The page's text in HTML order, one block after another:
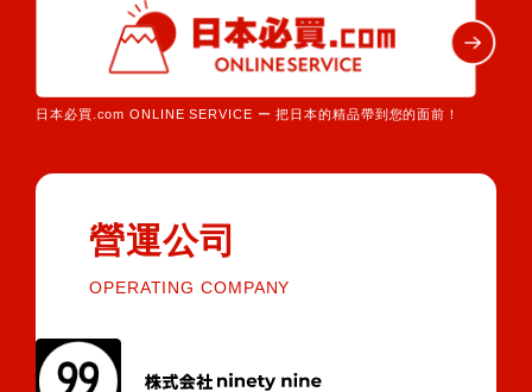
日本必買.com ONLINE SERVICE ー 把日本的精品帶到您的面前！
營運公司
OPERATING COMPANY